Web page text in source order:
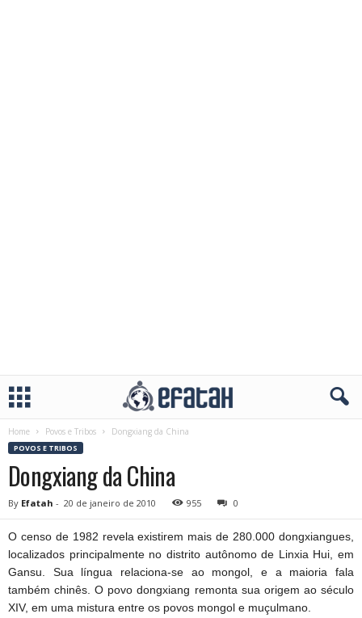
Home Povos e Tribos Dongxiang da China
POVOS E TRIBOS
Dongxiang da China
By Efatah - 20 de janeiro de 2010 955 0
O censo de 1982 revela existirem mais de 280.000 dongxiangues,
localizados principalmente no distrito autônomo de Linxia Hui, em
Gansu. Sua língua relaciona-se ao mongol, e a maioria fala
também chinês. O povo dongxiang remonta sua origem ao século
XIV, em uma mistura entre os povos mongol e muçulmano.